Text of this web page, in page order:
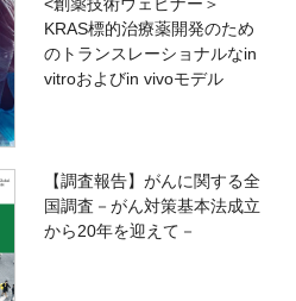
KRAS標的治療薬開発のため
のトランスレーショナルなin
vitroおよびin vivoモデル
【調査報告】がんに関する全
国調査－がん対策基本法成立
から20年を迎えて－